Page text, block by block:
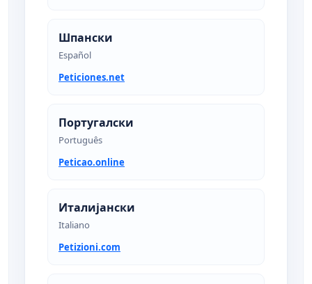
Шпански
Español
Peticiones.net
Португалски
Português
Peticao.online
Италијански
Italiano
Petizioni.com